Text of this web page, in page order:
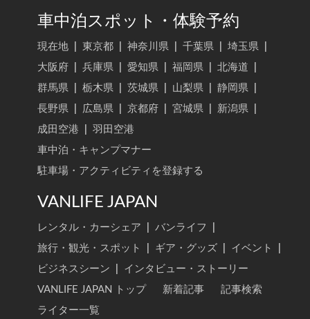
車中泊スポット・体験予約
現在地 東京都 神奈川県 千葉県 埼玉県
大阪府
兵庫県 愛知県 福岡県 北海道
群馬県
栃木県 茨城県 山梨県 静岡県
長野県
広島県 京都府 宮城県 新潟県
成田空港
羽田空港
車中泊・キャンプマナー
駐車場・アクティビティを登録する
VANLIFE JAPAN
レンタル・カーシェア バンライフ
旅行・観光・スポット
ギア・グッズ イベント
ビジネスシーン
インタビュー・ストーリー
VANLIFE JAPAN トップ
新着記事
記事検索
ライター一覧